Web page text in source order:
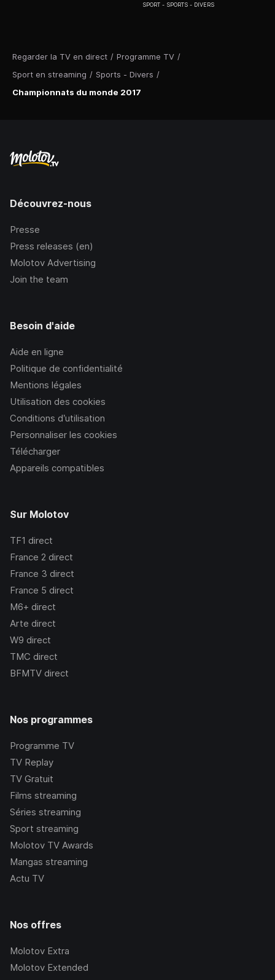
Regarder la TV en direct / Programme TV /
Sport en streaming / Sports - Divers /
Championnats du monde 2017
SPORT SPORTS - DIVERS
Découvrez-nous
Presse
Press releases (en)
Molotov Advertising
Join the team
Besoin d'aide
Aide en ligne
Politique de confidentialité
Mentions légales
Utilisation des cookies
Conditions d’utilisation
Personnaliser les cookies
Télécharger
Appareils compatibles
Sur Molotov
TF1 direct
France 2 direct
France 3 direct
France 5 direct
M6+ direct
Arte direct
W9 direct
TMC direct
BFMTV direct
Nos programmes
Programme TV
TV Replay
TV Gratuit
Films streaming
Séries streaming
Sport streaming
Molotov TV Awards
Mangas streaming
Actu TV
Nos offres
Molotov Extra
Molotov Extended